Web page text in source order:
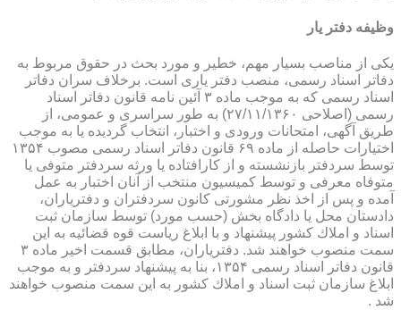
وظیفه دفتر یار
یكی از مناصب بسیار مهم، خطیر و مورد بحث در حقوق مربوط به
دفاتر اسناد رسمی، منصب دفتر یاری است. برخلاف سران دفاتر
اسناد رسمی كه به موجب ماده ۳ آئین نامه قانون دفاتر اسناد
رسمی (اصلاحی ۲۷/۱۱/۱۳۶۰) به طور سراسری و عمومی، از
طریق آگهی، امتحانات ورودی و اختبار، انتخاب گردیده یا به موجب
اختیارات حاصله از ماده ۶۹ قانون دفاتر اسناد رسمی مصوب ۱۳۵۴
توسط سردفتر بازنشسته و از كارافتاده یا ورثه سردفتر متوفی یا
متوفاه معرفی و توسط كمیسیون منتخب از آنان اختبار به عمل
آمده و پس از اخذ نظر مشورتی كانون سردفتران و دفتریاران،
دادستان محل یا دادگاه بخش (حسب مورد) توسط سازمان ثبت
اسناد و املاك كشور پیشنهاد و با ابلاغ ریاست قوه قضائیه به این
سمت منصوب خواهند شد. دفتریاران، مطابق قسمت اخیر ماده ۳
قانون دفاتر اسناد رسمی ۱۳۵۴، بنا به پیشنهاد سردفتر و به موجب
ابلاغ سازمان ثبت اسناد و املاك كشور به این سمت منصوب خواهند
شد .